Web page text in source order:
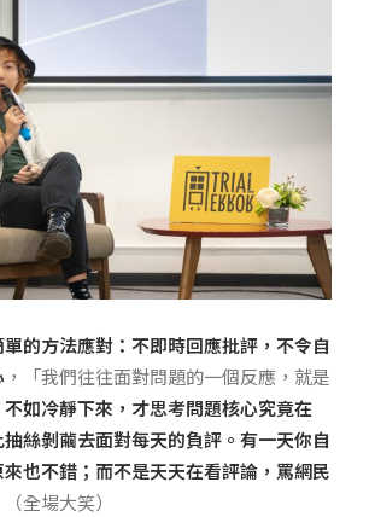
的方法應對：不即時回應批評，不令自
，「我們往往面對問題的一個反應，就是
不如冷靜下來， 才思考問題核心究竟在
絲剝繭去面對每天的負評。有一天你自
也不錯；而不是天天在看評論，罵網民
（全場大笑）